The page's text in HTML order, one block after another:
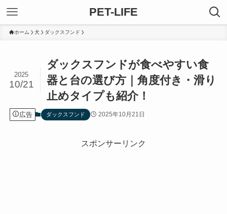
PET-LIFE
ホーム 犬 ダックスフンド
ダックスフンドが食べやすい食
器と台の選び方｜角度付き・滑り
止めタイプも紹介！
2025
10/21
広告 ダックスフンド 2025年10月21日
スポンサーリンク